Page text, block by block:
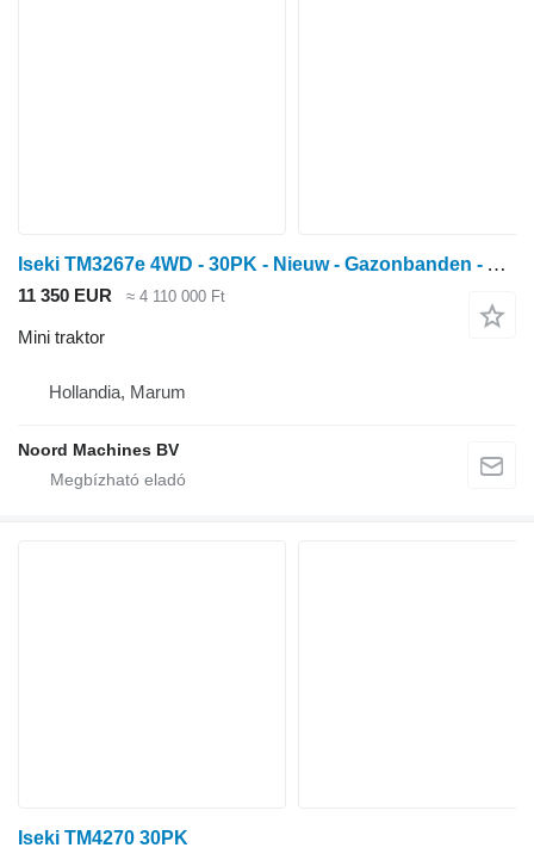
Iseki TM3267e 4WD - 30PK - Nieuw - Gazonbanden - Actieprijs
11 350 EUR ≈ 4 110 000 Ft
Mini traktor
Hollandia, Marum
Noord Machines BV
Iseki TM4270 30PK